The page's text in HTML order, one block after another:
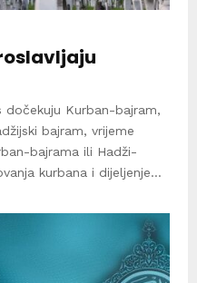
dočekuju Kurban-bajram,
bajram, vrijeme
bajrama ili Hadži-
kurbana i dijeljenje...